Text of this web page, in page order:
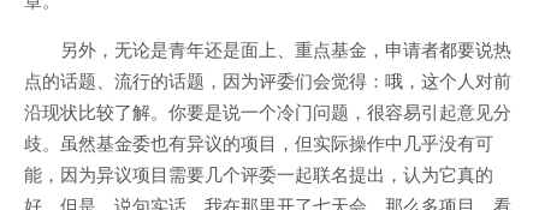
另外，无论是青年还是面上、重点基金，申请者都要说热
点的话题、流行的话题，因为评委们会觉得：哦，这个人对前
沿现状比较了解。你要是说一个冷门问题，很容易引起意见分
歧。虽然基金委也有异议的项目，但实际操作中几乎没有可
能，因为异议项目需要几个评委一起联名提出，认为它真的
好。但是，说句实话，我在那里开了七天会，那么多项目，看